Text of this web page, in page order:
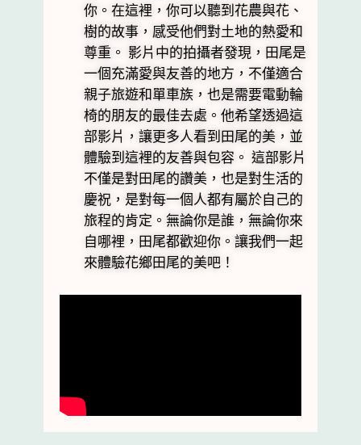
你。在這裡，你可以聽到花農與花、
樹的故事，感受他們對土地的熱愛和
尊重。 影片中的拍攝者發現，田尾是
一個充滿愛與友善的地方，不僅適合
親子旅遊和單車族，也是需要電動輪
椅的朋友的最佳去處。他希望透過這
部影片，讓更多人看到田尾的美，並
體驗到這裡的友善與包容。 這部影片
不僅是對田尾的讚美，也是對生活的
慶祝，是對每一個人都有屬於自己的
旅程的肯定。無論你是誰，無論你來
自哪裡，田尾都歡迎你。讓我們一起
來體驗花鄉田尾的美吧！